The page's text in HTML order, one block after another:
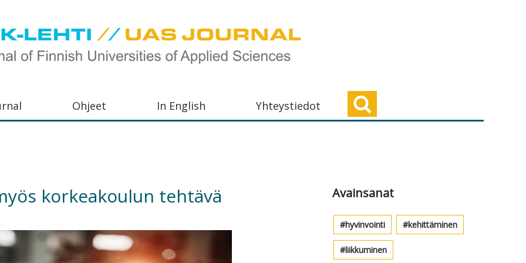
Ohjeet In English Yhteystiedot
korkeakoulun tehtävä Avainsanat
hyvinvointi kehittäminen
liikkuminen